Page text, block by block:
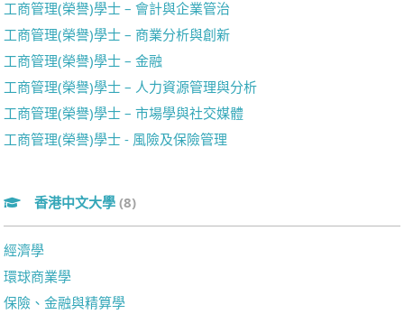
工商管理(榮譽)學士 – 會計與企業管治
工商管理(榮譽)學士 – 商業分析與創新
工商管理(榮譽)學士 – 金融
工商管理(榮譽)學士 – 人力資源管理與分析
工商管理(榮譽)學士 – 市場學與社交媒體
工商管理(榮譽)學士 - 風險及保險管理
香港中文大學 (8)
經濟學
環球商業學
保險、金融與精算學